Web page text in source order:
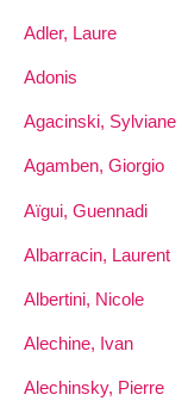
Adler, Laure
Adonis
Agacinski, Sylviane
Agamben, Giorgio
Aïgui, Guennadi
Albarracin, Laurent
Albertini, Nicole
Alechine, Ivan
Alechinsky, Pierre